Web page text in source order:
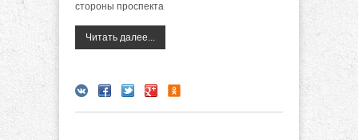
стороны проспекта
Читать далее...